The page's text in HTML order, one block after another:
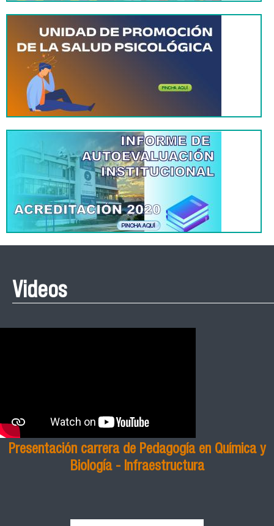
Videos
Presentación carrera de Pedagogía en Química y
Biología - Infraestructura